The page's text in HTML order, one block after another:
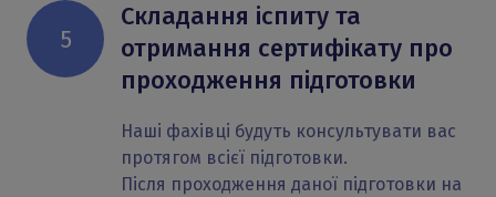
5
Складання іспиту та
отримання сертифікату про
проходження підготовки
Наші фахівці будуть консультувати вас
протягом всієї підготовки.
Після проходження даної підготовки на